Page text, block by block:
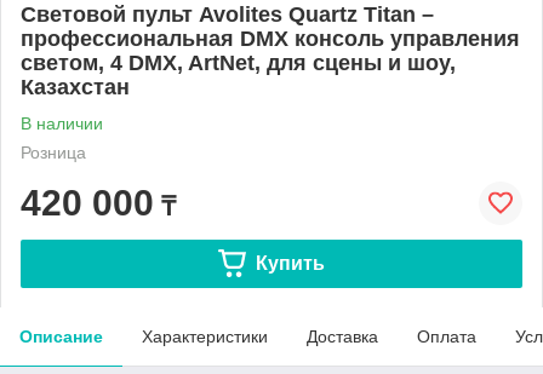
Световой пульт Avolites Quartz Titan –
профессиональная DMX консоль управления
светом, 4 DMX, ArtNet, для сцены и шоу,
Казахстан
В наличии
Розница
420 000 ₸
Купить
Описание Характеристики Доставка Оплата